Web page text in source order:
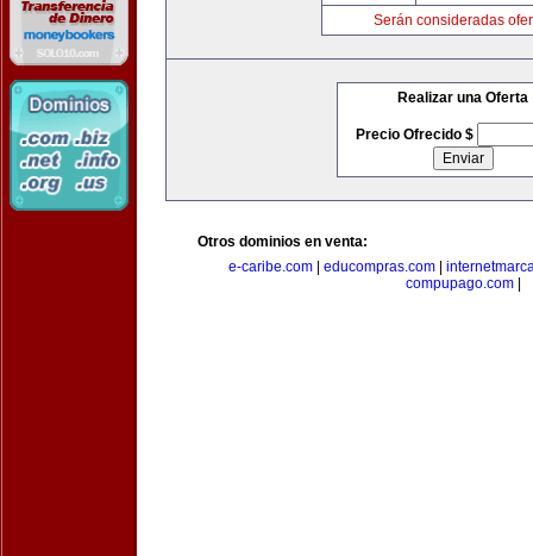
Serán consideradas
Realizar una Oferta
Precio Ofrecido $
Otros dominios en venta:
e-caribe.com| educompras.com|
compupago.com|